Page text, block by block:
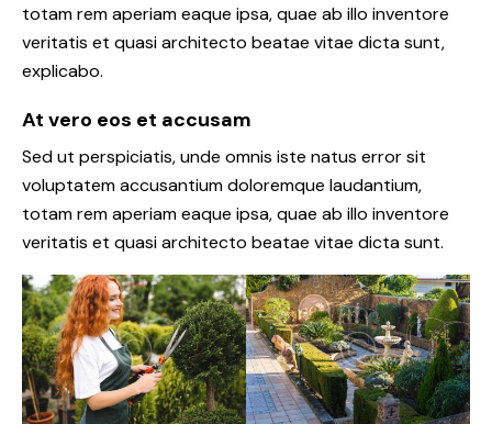
totam rem aperiam eaque ipsa, quae ab illo inventore
veritatis et quasi architecto beatae vitae dicta sunt,
explicabo.
At vero eos et accusam
Sed ut perspiciatis, unde omnis iste natus error sit
voluptatem accusantium doloremque laudantium,
totam rem aperiam eaque ipsa, quae ab illo inventore
veritatis et quasi architecto beatae vitae dicta sunt.